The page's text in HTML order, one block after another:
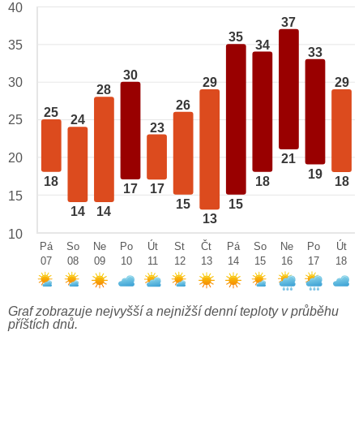
25
18
24
14
28
14
30
17
23
17
26
15
29
13
35
15
34
18
37
21
33
19
29
18
40
35
30
25
20
15
10
Pá
07
So
08
Ne
09
Po
10
Út
11
St
12
Čt
13
Pá
14
So
15
Ne
16
Po
17
Út
18
Graf zobrazuje nejvyšší a nejnižší denní teploty v průběhu
příštích dnů.